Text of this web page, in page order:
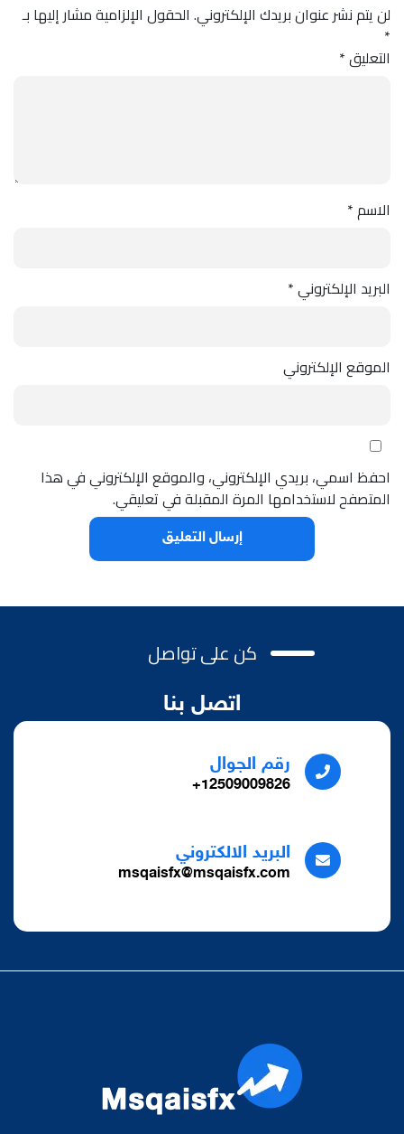
لن يتم نشر عنوان بريدك الإلكتروني. الحقول الإلزامية مشار إليها بـ
*
التعليق*
الاسم*
البريد الإلكتروني*
الموقع الإلكتروني
احفظ اسمي، بريدي الإلكتروني، والموقع الإلكتروني في هذا
المتصفح لاستخدامها المرة المقبلة في تعليقي.
كن على تواصل
اتصل بنا
رقم الجوال
12509009826+
البريد الالكتروني
msqaisfx@msqaisfx.com